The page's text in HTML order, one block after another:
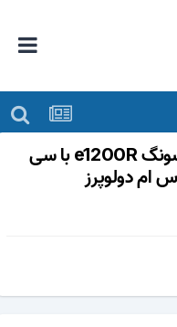
آموزش فارسی سازی و فلش سامسونگ e1200R با سی